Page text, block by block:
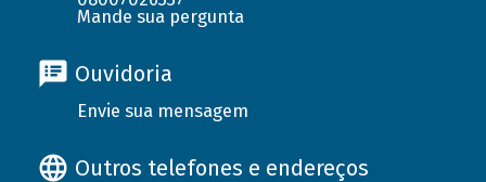
Mande sua pergunta
Ouvidoria
Envie sua mensagem
Outros telefones e endereços